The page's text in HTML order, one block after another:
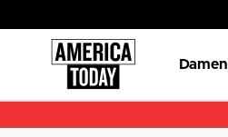
Damen